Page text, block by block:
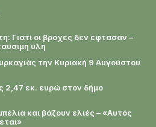
Γιατί οι βροχές δεν έφτασαν –
ύλη
την Κυριακή 9 Αυγούστου
2,47 εκ. ευρώ στον δήμο
και βάζουν ελιές – «Αυτός